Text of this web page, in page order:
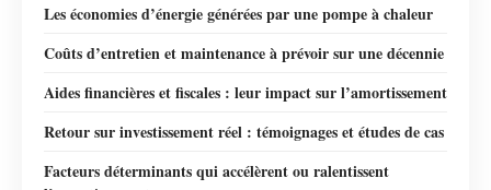
Les économies d’énergie générées par une pompe à chaleur
Coûts d’entretien et maintenance à prévoir sur une décennie
Aides financières et fiscales : leur impact sur l’amortissement
Retour sur investissement réel : témoignages et études de cas
Facteurs déterminants qui accélèrent ou ralentissent